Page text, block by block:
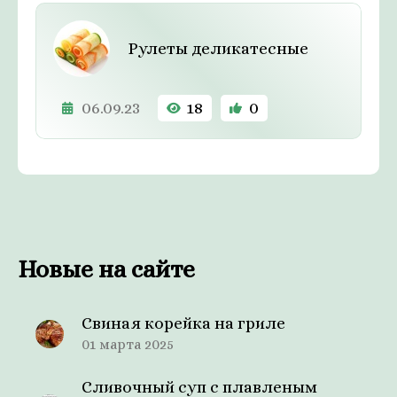
Рулеты деликатесные
06.09.23 18 0
Новые на сайте
Свиная корейка на гриле
01 марта 2025
Сливочный суп с плавленым